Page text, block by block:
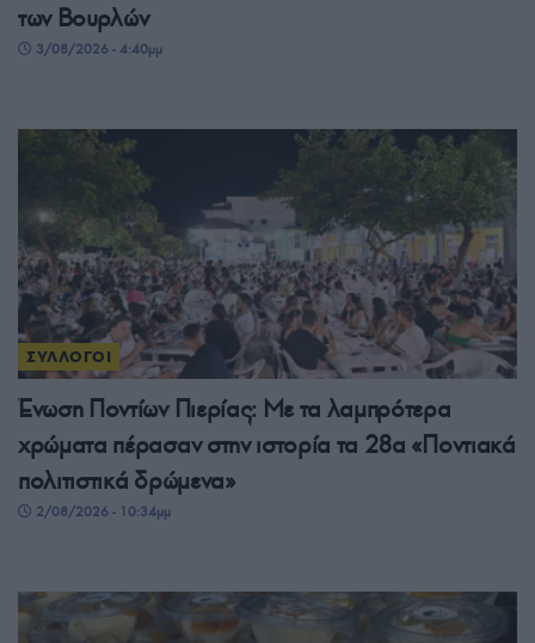
των Βουρλών
3/08/2026 - 4:40μμ
ΣΥΛΛΟΓΟΙ
Ένωση Ποντίων Πιερίας: Με τα λαμπρότερα
χρώματα πέρασαν στην ιστορία τα 28α «Ποντιακά
πολιτιστικά δρώμενα»
2/08/2026 - 10:34μμ